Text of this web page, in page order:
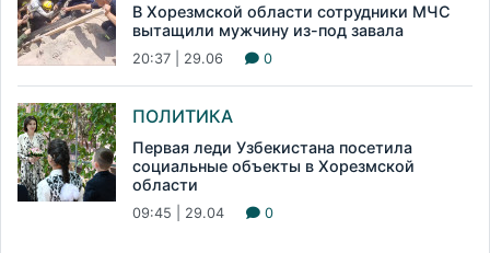
В Хорезмской области сотрудники МЧС
вытащили мужчину из-под завала
20:37 | 29.06 0
ПОЛИТИКА
Первая леди Узбекистана посетила
социальные объекты в Хорезмской
области
09:45 | 29.04 0